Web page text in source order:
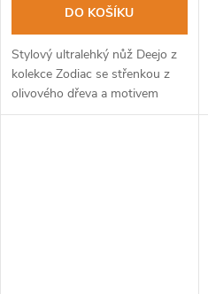
DO KOŠÍKU
Stylový ultralehký nůž Deejo z
kolekce Zodiac se střenkou z
olivového dřeva a motivem
znamení střelce.